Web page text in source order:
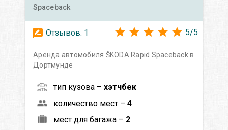
Spaceback
Отзывов: 1 5/5
Аренда автомобиля ŠKODA Rapid Spaceback в
Дортмунде
тип кузова – хэтчбек
количество мест – 4
мест для багажа – 2